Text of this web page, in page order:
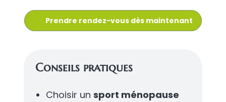
Prendre rendez-vous dès maintenant
Conseils pratiques
Choisir unsport ménopause